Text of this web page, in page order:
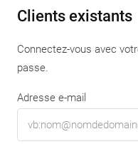
Clients existants
Connectez-vous avec
passe.
Adresse e-mail